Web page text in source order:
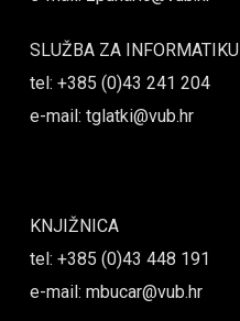
SLUŽBA ZA INFORMATIKU
tel: +385 (0)43 241 204
e-mail: tglatki@vub.hr
KNJIŽNICA
tel: +385 (0)43 448 191
e-mail: mbucar@vub.hr